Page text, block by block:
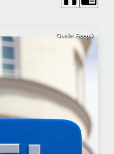
Quelle: Freepik